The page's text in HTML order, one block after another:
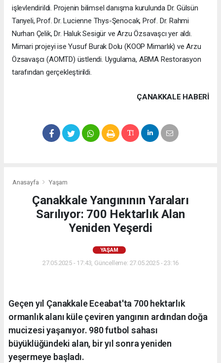
işlevlendirildi. Projenin bilimsel danışma kurulunda Dr. Gülsün
Tanyeli, Prof. Dr. Lucienne Thys-Şenocak, Prof. Dr. Rahmi
Nurhan Çelik, Dr. Haluk Sesigür ve Arzu Özsavaşcı yer aldı.
Mimari projeyi ise Yusuf Burak Dolu (KOOP Mimarlık) ve Arzu
Özsavaşcı (AOMTD) üstlendi. Uygulama, ABMA Restorasyon
tarafından gerçekleştirildi.
ÇANAKKALE HABERİ
Anasayfa Yaşam
Çanakkale Yangınının Yaraları
Sarılıyor: 700 Hektarlık Alan
Yeniden Yeşerdi
YAŞAM
27.05.2025 - 17:43, Güncelleme: 27.05.2025 - 23:16
Geçen yıl Çanakkale Eceabat'ta 700 hektarlık
ormanlık alanı küle çeviren yangının ardından doğa
mucizesi yaşanıyor. 980 futbol sahası
büyüklüğündeki alan, bir yıl sonra yeniden
yeşermeye başladı.